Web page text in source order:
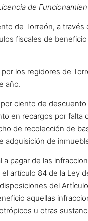
de
de Torreón, a través
fiscales de beneficio
los regidores de
año.
ciento de descuento
en recargos por falta
de recolección de
de
pagar de las
artículo 84 de la Ley
del
aquellas
u otras